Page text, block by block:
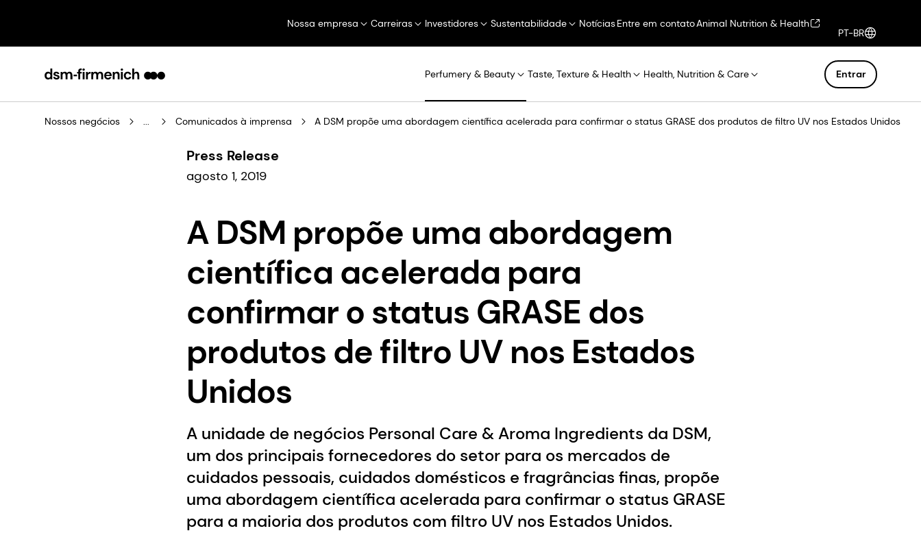
Nossa empresa Carreiras Investidores Sustentabilidade NotíciasEntre em contatoAnimal Nutrition & Health
PT-BR
Perfumery & Beauty Taste, Texture & Health Health, Nutrition & Care Entrar
Nossos negócios ... Comunicados à imprensa A DSM propõe uma abordagem científica acelerada para confirmar o status GRASE dos produtos de filtro UV nos Estados Unidos
Press Release
agosto 1, 2019
A DSM propõe uma abordagem
científica acelerada para
confirmar o status GRASE dos
produtos de filtro UV nos Estados
Unidos
A unidade de negócios Personal Care & Aroma Ingredients da DSM,
um dos principais fornecedores do setor para os mercados de
cuidados pessoais, cuidados domésticos e fragrâncias finas, propõe
uma abordagem científica acelerada para confirmar o status GRASE
para a maioria dos produtos com filtro UV nos Estados Unidos.